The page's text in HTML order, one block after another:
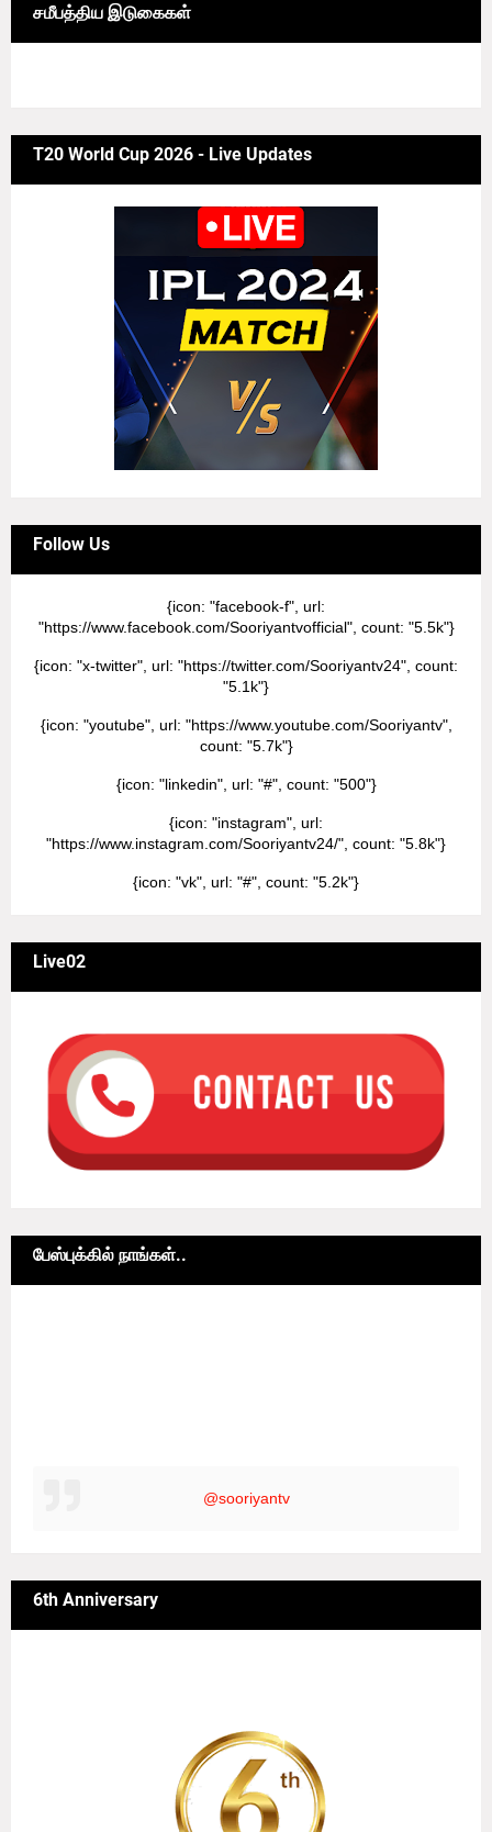
சமீபத்திய இடுகைகள்
T20 World Cup 2026 - Live Updates
Follow Us
{icon: "facebook-f", url:
"https://www.facebook.com/Sooriyantvofficial", count: "5.5k"}
{icon: "x-twitter", url: "https://twitter.com/Sooriyantv24", count:
"5.1k"}
{icon: "youtube", url: "https://www.youtube.com/Sooriyantv",
count: "5.7k"}
{icon: "linkedin", url: "#", count: "500"}
{icon: "instagram", url:
"https://www.instagram.com/Sooriyantv24/", count: "5.8k"}
{icon: "vk", url: "#", count: "5.2k"}
Live02
பேஸ்புக்கில் நாங்கள்..
@sooriyantv
6th Anniversary